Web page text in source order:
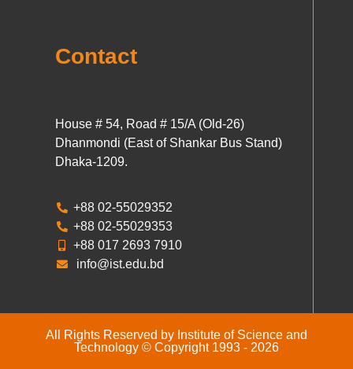
Contact
House # 54, Road # 15/A (Old-26)
Dhanmondi (East of Shankar Bus Stand)
Dhaka-1209.
+88 02-55029352
+88 02-55029353
+88 017 2693 7910
info@ist.edu.bd
All Rights Reserved by Institute of Science and
Technology © Copyright 1993 - 2026